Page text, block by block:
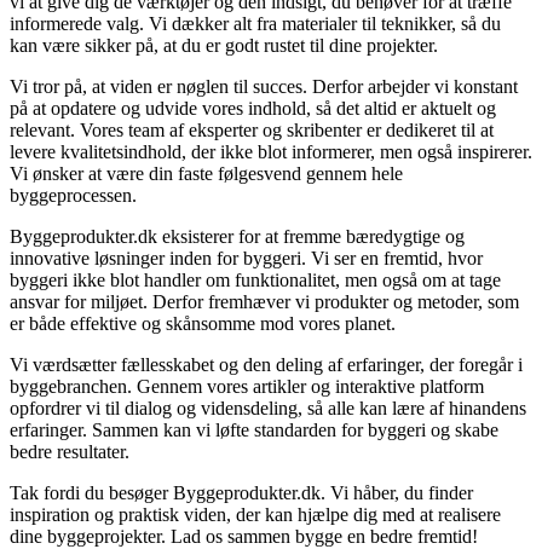
informerede valg. Vi dækker alt fra materialer til teknikker, så du
kan være sikker på, at du er godt rustet til dine projekter.
Vi tror på, at viden er nøglen til succes. Derfor arbejder vi konstant
på at opdatere og udvide vores indhold, så det altid er aktuelt og
relevant. Vores team af eksperter og skribenter er dedikeret til at
levere kvalitetsindhold, der ikke blot informerer, men også inspirerer.
Vi ønsker at være din faste følgesvend gennem hele
byggeprocessen.
Byggeprodukter.dk eksisterer for at fremme bæredygtige og
innovative løsninger inden for byggeri. Vi ser en fremtid, hvor
byggeri ikke blot handler om funktionalitet, men også om at tage
ansvar for miljøet. Derfor fremhæver vi produkter og metoder, som
er både effektive og skånsomme mod vores planet.
Vi værdsætter fællesskabet og den deling af erfaringer, der foregår i
byggebranchen. Gennem vores artikler og interaktive platform
opfordrer vi til dialog og vidensdeling, så alle kan lære af hinandens
erfaringer. Sammen kan vi løfte standarden for byggeri og skabe
bedre resultater.
Tak fordi du besøger Byggeprodukter.dk. Vi håber, du finder
inspiration og praktisk viden, der kan hjælpe dig med at realisere
dine byggeprojekter. Lad os sammen bygge en bedre fremtid!